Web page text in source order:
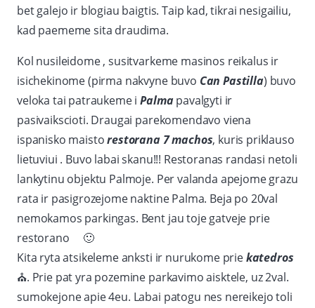
bet galejo ir blogiau baigtis. Taip kad, tikrai nesigailiu,
kad paememe sita draudima.
Kol nusileidome , susitvarkeme masinos reikalus ir
isichekinome (pirma nakvyne buvo Can Pastilla) buvo
veloka tai patraukeme iPalmapavalgyti ir
pasivaikscioti. Draugai parekomendavo viena
ispanisko maistorestorana 7 machos, kuris priklauso
lietuviui . Buvo labai skanu!!! Restoranas randasi netoli
lankytinu objektu Palmoje. Per valanda apejome grazu
rata ir pasigrozejome naktine Palma. Beja po 20val
nemokamos parkingas. Bent jau toje gatveje prie
restorano
🙂
Kita ryta atsikeleme anksti ir nurukome priekatedros
⛪. Prie pat yra pozemine parkavimo aisktele, uz 2val.
sumokejone apie 4eu. Labai patogu nes nereikejo toli